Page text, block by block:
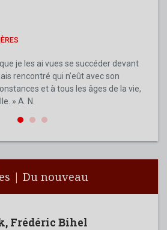
je les ai vues se succéder devant
rencontré qui n’eût avec son
et à tous les âges de la vie,
» A. N.
| Du nouveau
, Frédéric Bihel